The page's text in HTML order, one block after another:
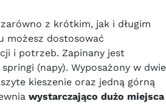
z krótkim, jak i długim
możesz dostosować
i potrzeb. Zapinany jest
(napy). Wyposażony w dwie
kieszenie oraz jedną górną
wystarczająco dużo miejsca